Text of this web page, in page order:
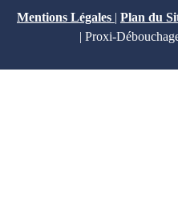
Mentions Légales | Plan du
| Proxi-